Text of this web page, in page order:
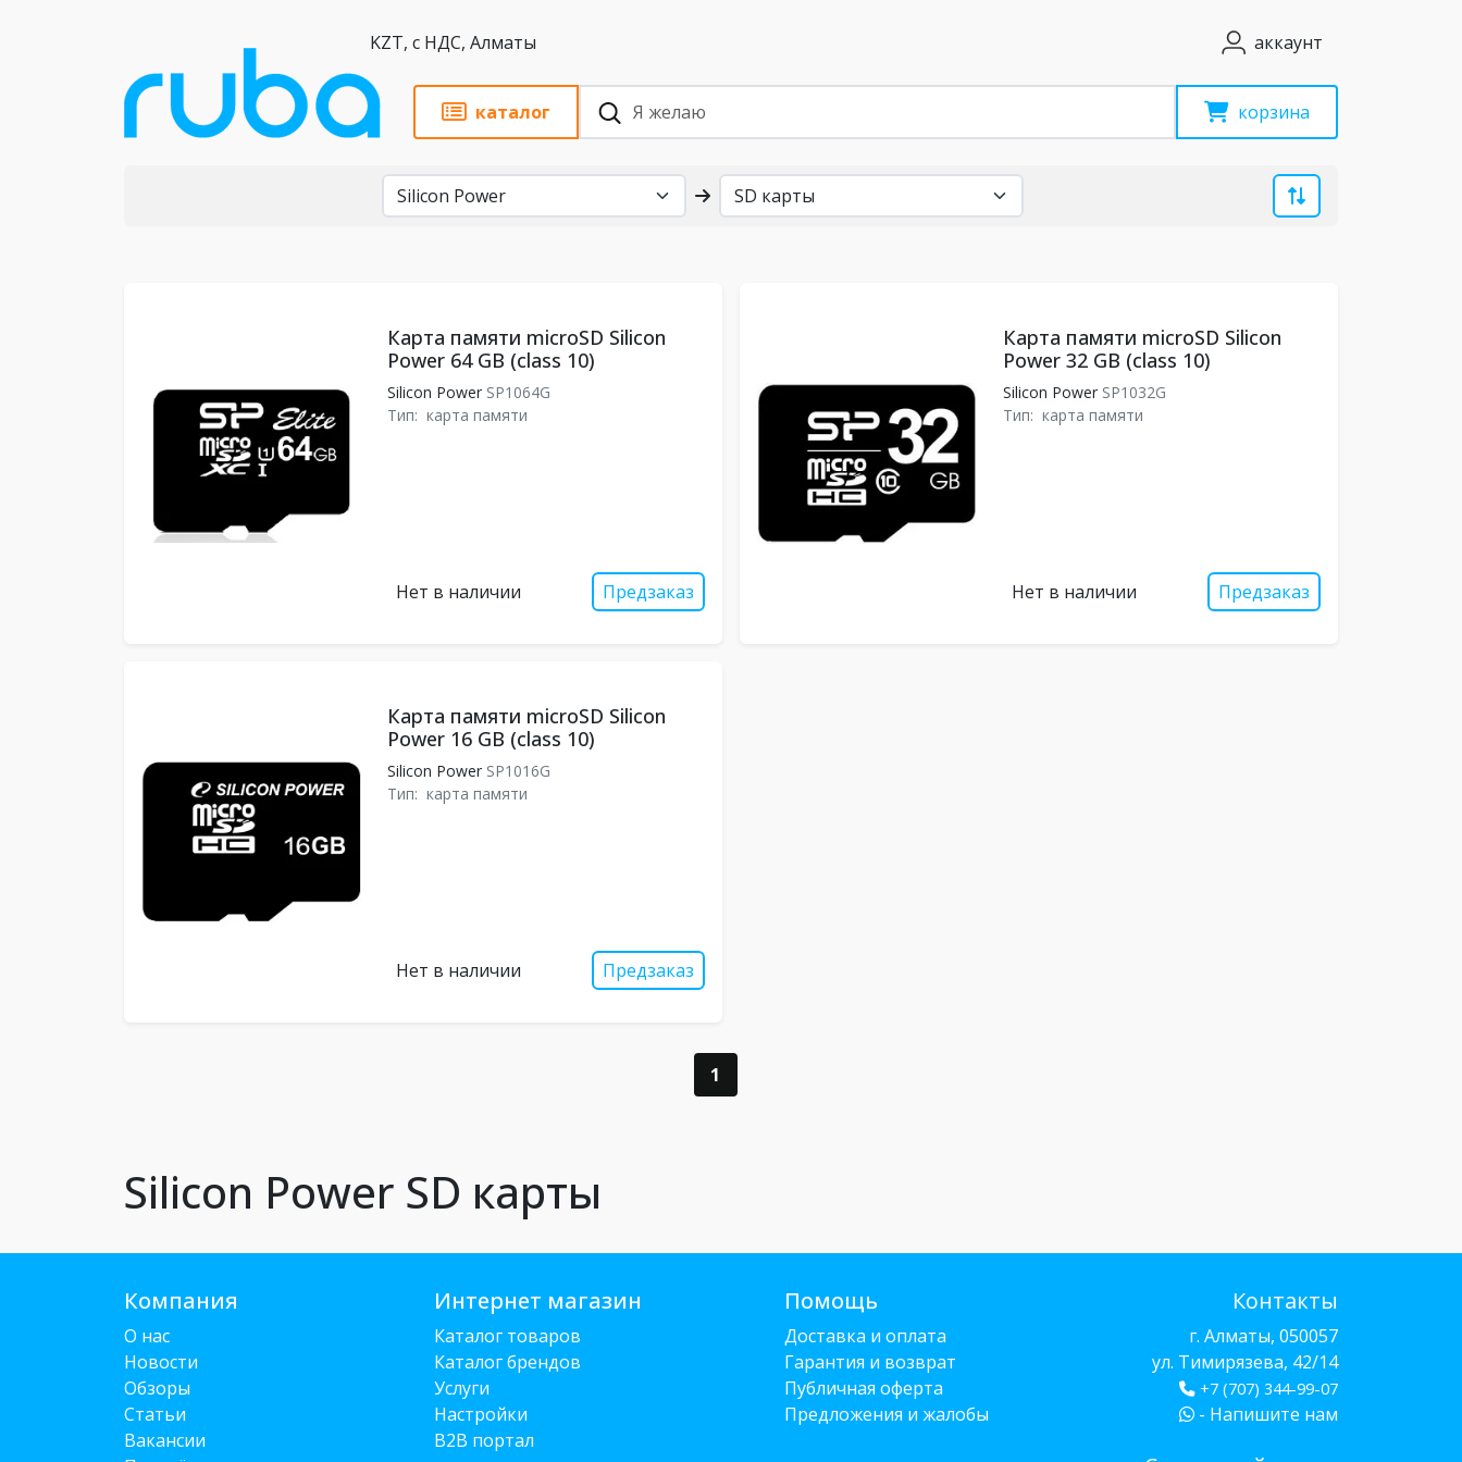
KZT, с НДС, Алматы аккаунт
каталог корзина
Карта памяти microSD Silicon
Power 64 GB (class 10)
Silicon PowerSP1064G
Тип: карта памяти
Нет в наличии Предзаказ
Карта памяти microSD Silicon
Power 32 GB (class 10)
Silicon PowerSP1032G
Тип: карта памяти
Нет в наличии Предзаказ
Карта памяти microSD Silicon
Power 16 GB (class 10)
Silicon PowerSP1016G
Тип: карта памяти
Нет в наличии Предзаказ
1
Silicon Power SD карты
Компания
О нас
Новости
Обзоры
Статьи
Вакансии
Интернет магазин
Каталог товаров
Каталог брендов
Услуги
Настройки
B2B портал
Помощь
Доставка и оплата
Гарантия и возврат
Публичная оферта
Предложения и жалобы
Контакты
г. Алматы, 050057
ул. Тимирязева, 42/14
+7 (707) 344-99-07
- Напишите нам